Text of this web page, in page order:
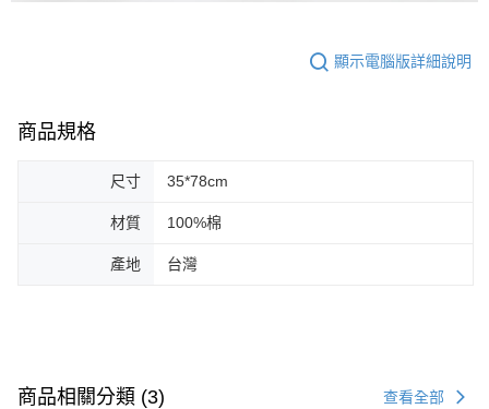
顯示電腦版詳細說明
商品規格
尺寸 35*78cm
材質 100%棉
產地 台灣
商品相關分類 (3) 查看全部